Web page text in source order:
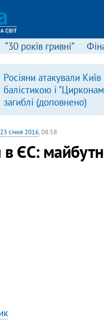
“30 років гривні”
Росіяни атакували Київ
балістикою і
загиблі (доповнено)
23 січня 2016, 08:58
в ЄС: